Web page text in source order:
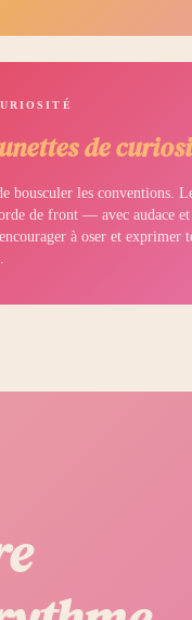
de
bousculer les conventions.
de front — avec audace et
à oser et exprimer